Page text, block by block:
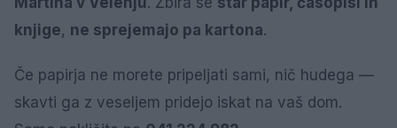
knjige, ne sprejemajo pa kartona.
Če papirja ne morete pripeljati sami, nič hudega —
skavti ga z veseljem pridejo iskat na vaš dom.